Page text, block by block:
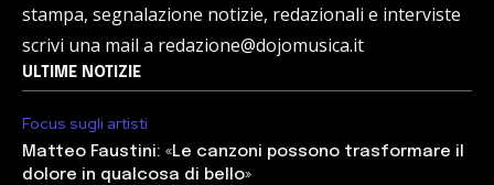
stampa, segnalazione notizie, redazionali e interviste
scrivi una mail a redazione@dojomusica.it
ULTIME NOTIZIE
Focus sugli artisti
Matteo Faustini: «Le canzoni possono trasformare il
dolore in qualcosa di bello»